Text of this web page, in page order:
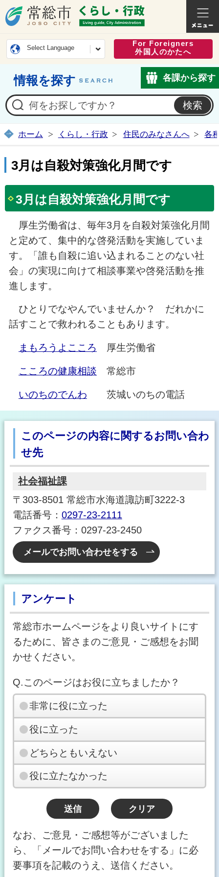
常総市公式ホームページ
くらし
Select Language
For Foreigners
外国人のかたへ
情報を探す 各課から探す
ホーム くらし・行政 住民のみなさんへ 各
3月は自殺対策強化月間です
3月は自殺対策強化月間です
厚生労働省は、毎年3月を自殺対策強化月間
と定めて、集中的な啓発活動を実施していま
す。「誰も自殺に追い込まれることのない社
会」の実現に向けて相談事業や啓発活動を推
進します。
ひとりでなやんでいませんか？ だれかに
話すことで救われることもあります。
まもろうよこころ 厚生労働省
こころの健康相談 常総市
いのちのでんわ 茨城いのちの電話
このページの内容に関するお問い合わ
せ先
社会福祉課
〒303-8501 常総市水海道諏訪町3222-3
電話番号： 0297-23-2111
ファクス番号：0297-23-2450
メールでお問い合わせをする
アンケート
常総市ホームページをより良いサイトにす
るために、皆さまのご意見・ご感想をお聞
かせください。
Q.このページはお役に立ちましたか？
非常に役に立った
役に立った
どちらともいえない
役に立たなかった
なお、ご意見・ご感想等がございました
ら、「メールでお問い合わせをする」に必
要事項を記載のうえ、送信ください。